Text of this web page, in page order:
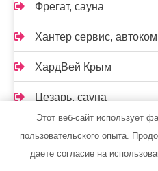
Фрегат, сауна
Хантер сервис,
ХардВей Крым
Цезарь, сауна
Этот веб-сайт использует
пользовательского опыта.
даете согласие на